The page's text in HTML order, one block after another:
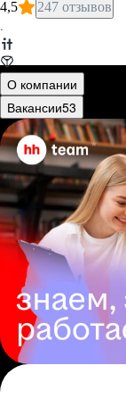
4,5 247 отзывов
·
О компании
Вакансии53